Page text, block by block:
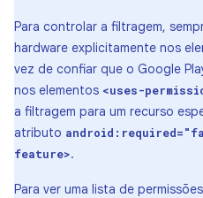
Para controlar a filtragem,
hardware explicitamente nos
vez de confiar que o Google
nos elementos <uses-
a filtragem para um recurso
atributo
feature>.
Para ver uma lista de